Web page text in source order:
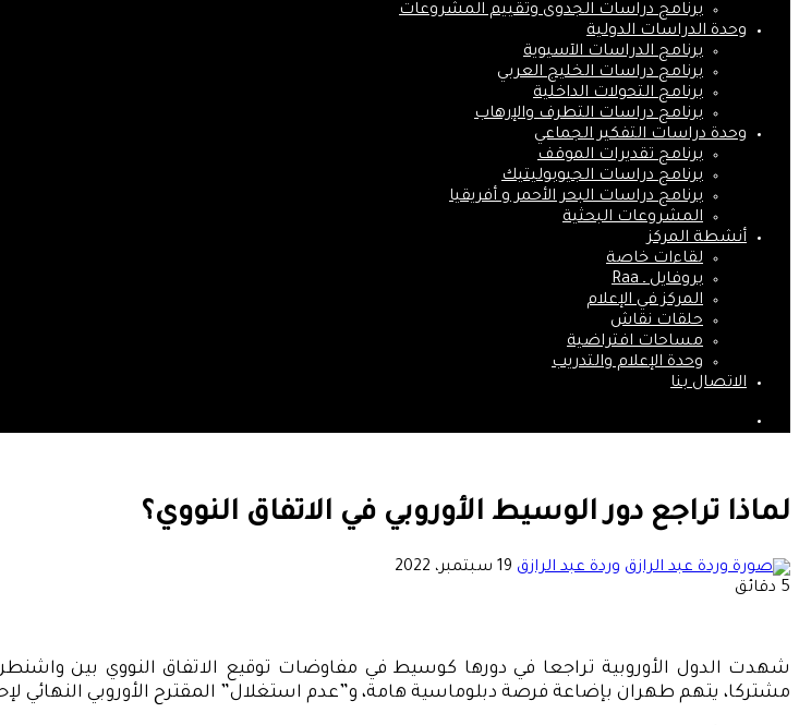
برنامج دراسات الجدوى وتقييم المشروعات
وحدة الدراسات الدولية
برنامج الدراسات الآسيوية
برنامج دراسات الخليج العربي
برنامج التحولات الداخلية
برنامج دراسات التطرف والإرهاب
وحدة دراسات التفكير الجماعي
برنامج تقديرات الموقف
برنامج دراسات الجيوبوليتيك
برنامج دراسات البحر الأحمر و أفريقيا
المشروعات البحثية
أنشطة المركز
لقاءات خاصة
بروفايل ـ Raa
المركز في الإعلام
حلقات نقاش
مساحات افتراضية
وحدة الإعلام والتدريب
الاتصال بنا
لماذا تراجع دور الوسيط الأوروبي في الاتفاق النووي؟
وردة عبد الرازق أرسل
19 سبتمبر، 2022
5 دقائق
مشتركا، يتهم طهران بإضاعة فرصة دبلوماسية هامة، و”عدم استغلال” المقترح الأوروبي النهائي لإحياء